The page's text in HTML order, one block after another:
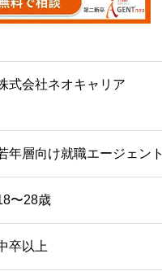
式会社ネオキャリア
年層向け就職エージェント
〜28歳
卒以上